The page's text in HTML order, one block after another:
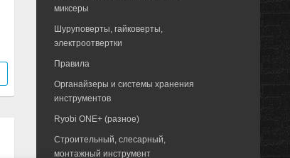
миксеры
Шуруповерты, гайковерты,
электроотвертки
Правила
Органайзеры и системы хранения
инструментов
Ryobi ONE+ (разное)
Строительный, слесарный,
монтажный инструмент